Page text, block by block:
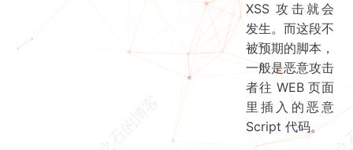
XSS 攻击就会
发生。而这段不
被预期的脚本，
一般是恶意攻击
者往 WEB 页面
里插入的恶意
Script 代码。